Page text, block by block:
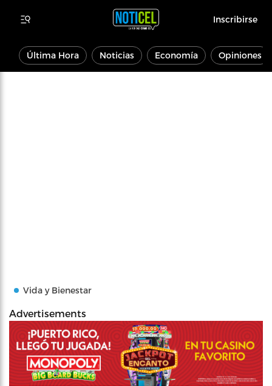
Inscribirse
Última Hora Noticias Economía Opiniones
Vida y Bienestar
Advertisements